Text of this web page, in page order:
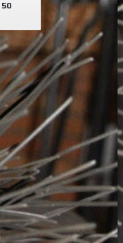
50